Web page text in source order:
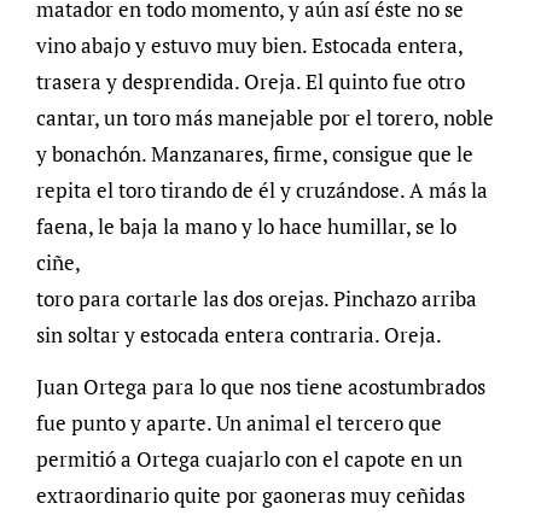
matador en todo momento, y aún así éste no se
vino abajo y estuvo muy bien. Estocada entera,
trasera y desprendida. Oreja. El quinto fue otro
cantar, un toro más manejable por el torero, noble
y bonachón. Manzanares, firme, consigue que le
repita el toro tirando de él y cruzándose. A más la
faena, le baja la mano y lo hace humillar, se lo
ciñe,
toro para cortarle las dos orejas. Pinchazo arriba
sin soltar y estocada entera contraria. Oreja.
Juan Ortega para lo que nos tiene acostumbrados
fue punto y aparte. Un animal el tercero que
permitió a Ortega cuajarlo con el capote en un
extraordinario quite por gaoneras muy ceñidas